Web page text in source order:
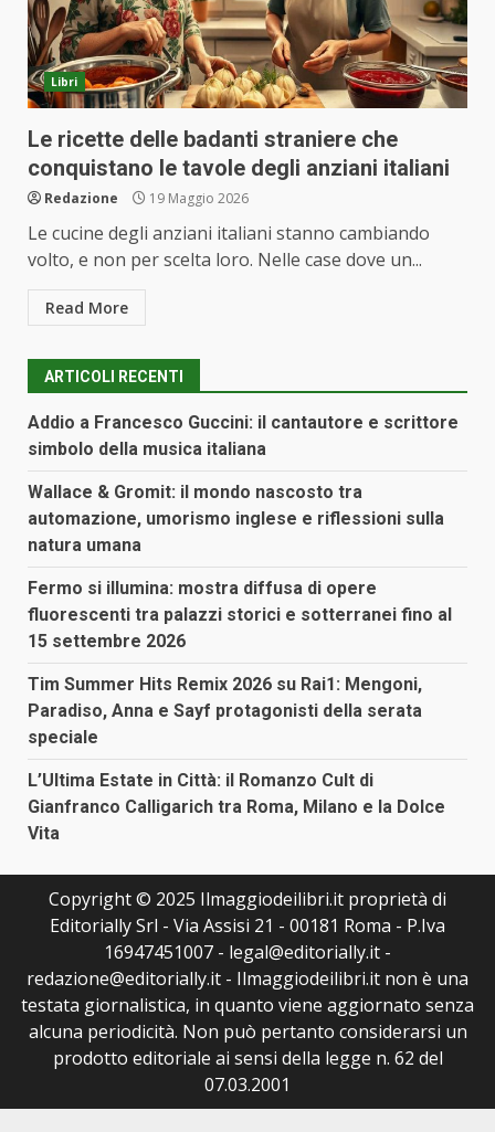
Libri
Le ricette delle badanti straniere che
conquistano le tavole degli anziani italiani
Redazione 19 Maggio 2026
Le cucine degli anziani italiani stanno cambiando
volto, e non per scelta loro. Nelle case dove un...
Read More
ARTICOLI RECENTI
Addio a Francesco Guccini: il cantautore e scrittore
simbolo della musica italiana
Wallace & Gromit: il mondo nascosto tra
automazione, umorismo inglese e riflessioni sulla
natura umana
Fermo si illumina: mostra diffusa di opere
fluorescenti tra palazzi storici e sotterranei fino al
15 settembre 2026
Tim Summer Hits Remix 2026 su Rai1: Mengoni,
Paradiso, Anna e Sayf protagonisti della serata
speciale
L’Ultima Estate in Città: il Romanzo Cult di
Gianfranco Calligarich tra Roma, Milano e la Dolce
Vita
Copyright © 2025 Ilmaggiodeilibri.it proprietà di
Editorially Srl - Via Assisi 21 - 00181 Roma - P.Iva
16947451007 - legal@editorially.it -
redazione@editorially.it - Ilmaggiodeilibri.it non è una
testata giornalistica, in quanto viene aggiornato senza
alcuna periodicità. Non può pertanto considerarsi un
prodotto editoriale ai sensi della legge n. 62 del
07.03.2001